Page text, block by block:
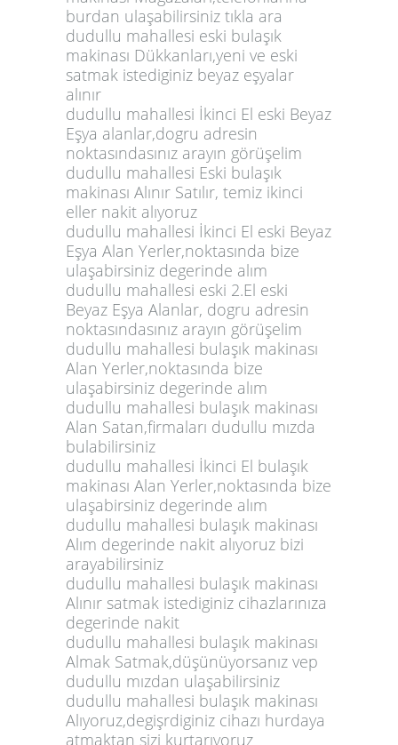
burdan ulaşabilirsiniz tıkla ara
dudullu mahallesi eski bulaşık
makinası Dükkanları,yeni ve eski
satmak istediginiz beyaz eşyalar
alınır
dudullu mahallesi İkinci El eski Beyaz
Eşya alanlar,dogru adresin
noktasındasınız arayın görüşelim
dudullu mahallesi Eski bulaşık
makinası Alınır Satılır, temiz ikinci
eller nakit alıyoruz
dudullu mahallesi İkinci El eski Beyaz
Eşya Alan Yerler,noktasında bize
ulaşabirsiniz degerinde alım
dudullu mahallesi eski 2.El eski
Beyaz Eşya Alanlar, dogru adresin
noktasındasınız arayın görüşelim
dudullu mahallesi bulaşık makinası
Alan Yerler,noktasında bize
ulaşabirsiniz degerinde alım
dudullu mahallesi bulaşık makinası
Alan Satan,firmaları dudullu mızda
bulabilirsiniz
dudullu mahallesi İkinci El bulaşık
makinası Alan Yerler,noktasında bize
ulaşabirsiniz degerinde alım
dudullu mahallesi bulaşık makinası
Alım degerinde nakit alıyoruz bizi
arayabilirsiniz
dudullu mahallesi bulaşık makinası
Alınır satmak istediginiz cihazlarınıza
degerinde nakit
dudullu mahallesi bulaşık makinası
Almak Satmak,düşünüyorsanız vep
dudullu mızdan ulaşabilirsiniz
dudullu mahallesi bulaşık makinası
Alıyoruz,degişrdiginiz cihazı hurdaya
atmaktan sizi kurtarıyoruz